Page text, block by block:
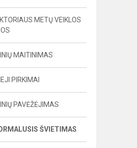
METŲ VEIKLOS
MAITINIMAS
PIRKIMAI
PAVĖŽĖJIMAS
ŠVIETIMAS